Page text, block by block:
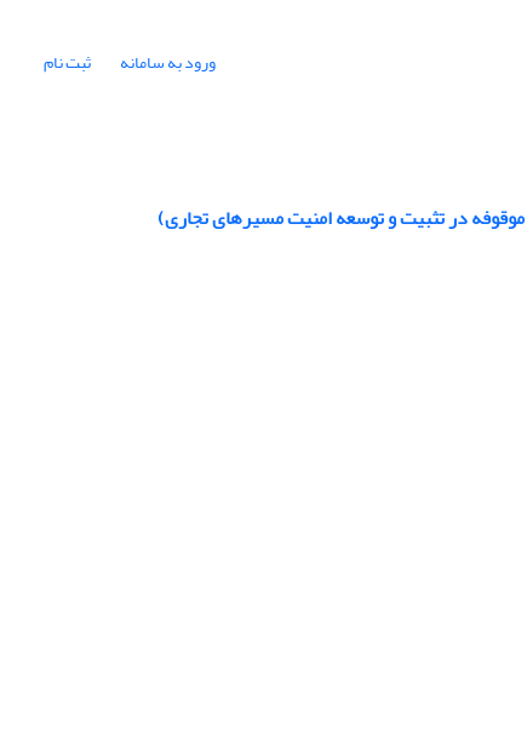
ورود به سامانه ثبت نام
در تثبیت و توسعه امنیت مسیرهای تجاری)